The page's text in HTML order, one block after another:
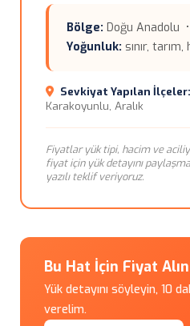
Bölge: Doğu Anadolu •
Yoğunluk: sınır, tarım,
Sevkiyat Yapılan İlçeler:
Karakoyunlu, Aralık
Fiyatlar yük tipi, hacim ve
fiyat için yük detayını
yazılı teklif veriyoruz.
Bu Hat İçin Fiyat Alın
Yük detayını söyleyin, 10
verelim.